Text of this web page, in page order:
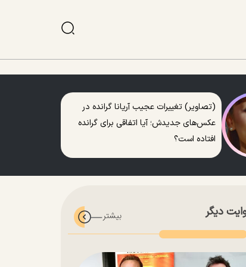
(تصاویر) تغییرات عجیب آریانا گرانده در
عکس‌های جدیدش؛ آیا اتفاقی برای گرانده
افتاده است؟
دیگر